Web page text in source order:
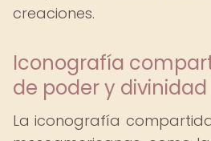
creaciones.
Iconografía
de poder y divinidad
La iconografía